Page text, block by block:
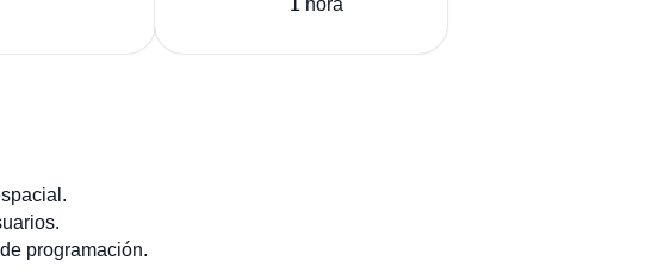
1 hora
programación.